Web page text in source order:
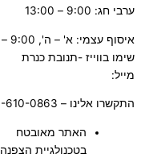
ערבי חג: 9:00 – 13:00
איסוף עצמי: א' – ה', 9:00 – 16:00
שימו בווייז -תנובת כנרת
מייל:
התקשרו אלינו – 050-610-0863
האתר מאובטח
בטכנולגיית הצפנה SSL